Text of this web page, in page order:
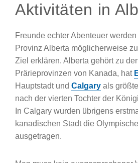
Aktivitäten in
Freunde echter Abenteuer
Provinz Alberta möglicherweise
Ziel erklären. Alberta gehört zu
Prärieprovinzen von Kanada, hat
Hauptstadt und Calgary als
nach der vierten Tochter der
In Calgary wurden übrigens
kanadischen Stadt die
ausgetragen.